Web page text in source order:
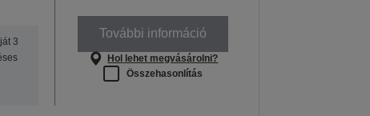
3
További információ
Hol lehet megvásárolni?
Összehasonlítás